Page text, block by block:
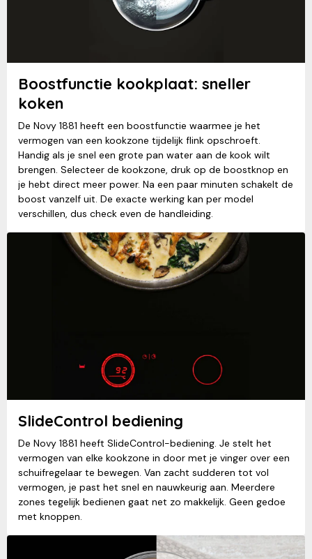
Boostfunctie kookplaat: sneller
koken
De Novy 1881 heeft een boostfunctie waarmee je het
vermogen van een kookzone tijdelijk flink opschroeft.
Handig als je snel een grote pan water aan de kook wilt
brengen. Selecteer de kookzone, druk op de boostknop en
je hebt direct meer power. Na een paar minuten schakelt de
boost vanzelf uit. De exacte werking kan per model
verschillen, dus check even de handleiding.
SlideControl bediening
De Novy 1881 heeft SlideControl-bediening. Je stelt het
vermogen van elke kookzone in door met je vinger over een
schuifregelaar te bewegen. Van zacht sudderen tot vol
vermogen, je past het snel en nauwkeurig aan. Meerdere
zones tegelijk bedienen gaat net zo makkelijk. Geen gedoe
met knoppen.